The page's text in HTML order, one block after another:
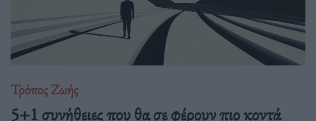
Τρόπος Ζωής
5+1 συνήθειες που θα σε φέρουν πιο κοντά